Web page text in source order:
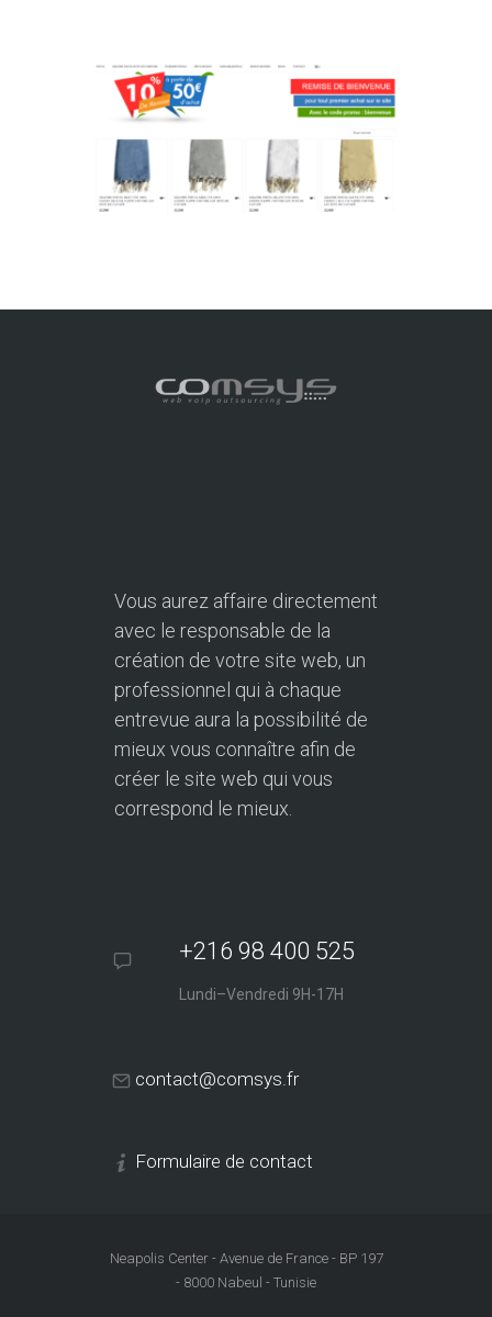
Vous aurez affaire directement
avec le responsable de la
création de votre site web, un
professionnel qui à chaque
entrevue aura la possibilité de
mieux vous connaître afin de
créer le site web qui vous
correspond le mieux.
+216 98 400 525
Lundi–Vendredi 9H-17H
contact@comsys.fr
Formulaire de contact
Neapolis Center - Avenue de France - BP 197
- 8000 Nabeul - Tunisie